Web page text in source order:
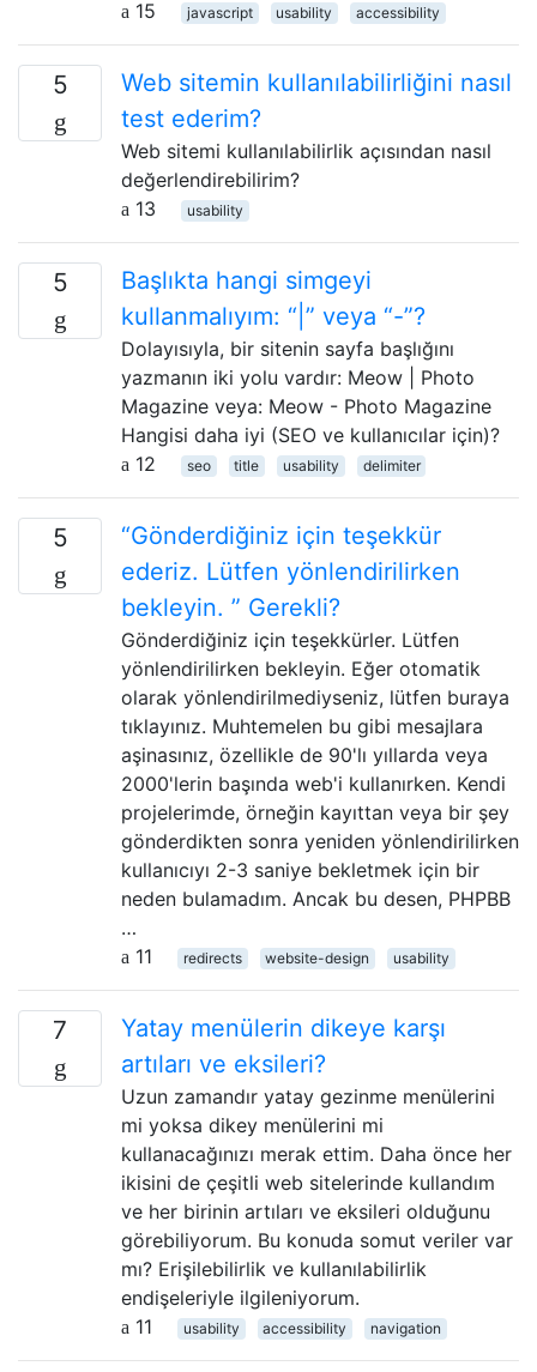
15 javascript usability accessibility
5
Web sitemin kullanılabilirliğini nasıl
test ederim?
Web sitemi kullanılabilirlik açısından nasıl
değerlendirebilirim?
13
usability
5
Başlıkta hangi simgeyi
kullanmalıyım: “|” veya “-”?
Dolayısıyla, bir sitenin sayfa başlığını
yazmanın iki yolu vardır: Meow | Photo
Magazine veya: Meow - Photo Magazine
Hangisi daha iyi (SEO ve kullanıcılar için)?
12
seo title usability delimiter
5
“Gönderdiğiniz için teşekkür
ederiz. Lütfen yönlendirilirken
bekleyin. ” Gerekli?
Gönderdiğiniz için teşekkürler. Lütfen
yönlendirilirken bekleyin. Eğer otomatik
olarak yönlendirilmediyseniz, lütfen buraya
tıklayınız. Muhtemelen bu gibi mesajlara
aşinasınız, özellikle de 90'lı yıllarda veya
2000'lerin başında web'i kullanırken. Kendi
projelerimde, örneğin kayıttan veya bir şey
gönderdikten sonra yeniden yönlendirilirken
kullanıcıyı 2-3 saniye bekletmek için bir
neden bulamadım. Ancak bu desen, PHPBB
…
11
redirects website-design usability
7
Yatay menülerin dikeye karşı
artıları ve eksileri?
Uzun zamandır yatay gezinme menülerini
mi yoksa dikey menülerini mi
kullanacağınızı merak ettim. Daha önce her
ikisini de çeşitli web sitelerinde kullandım
ve her birinin artıları ve eksileri olduğunu
görebiliyorum. Bu konuda somut veriler var
mı? Erişilebilirlik ve kullanılabilirlik
endişeleriyle ilgileniyorum.
11
usability accessibility navigation